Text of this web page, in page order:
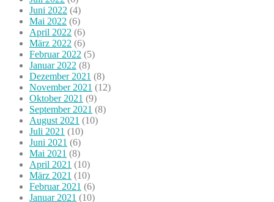
Juni 2022 (4)
Mai 2022 (6)
April 2022 (6)
März 2022 (6)
Februar 2022 (5)
Januar 2022 (8)
Dezember 2021 (8)
November 2021 (12)
Oktober 2021 (9)
September 2021 (8)
August 2021 (10)
Juli 2021 (10)
Juni 2021 (6)
Mai 2021 (8)
April 2021 (10)
März 2021 (10)
Februar 2021 (6)
Januar 2021 (10)